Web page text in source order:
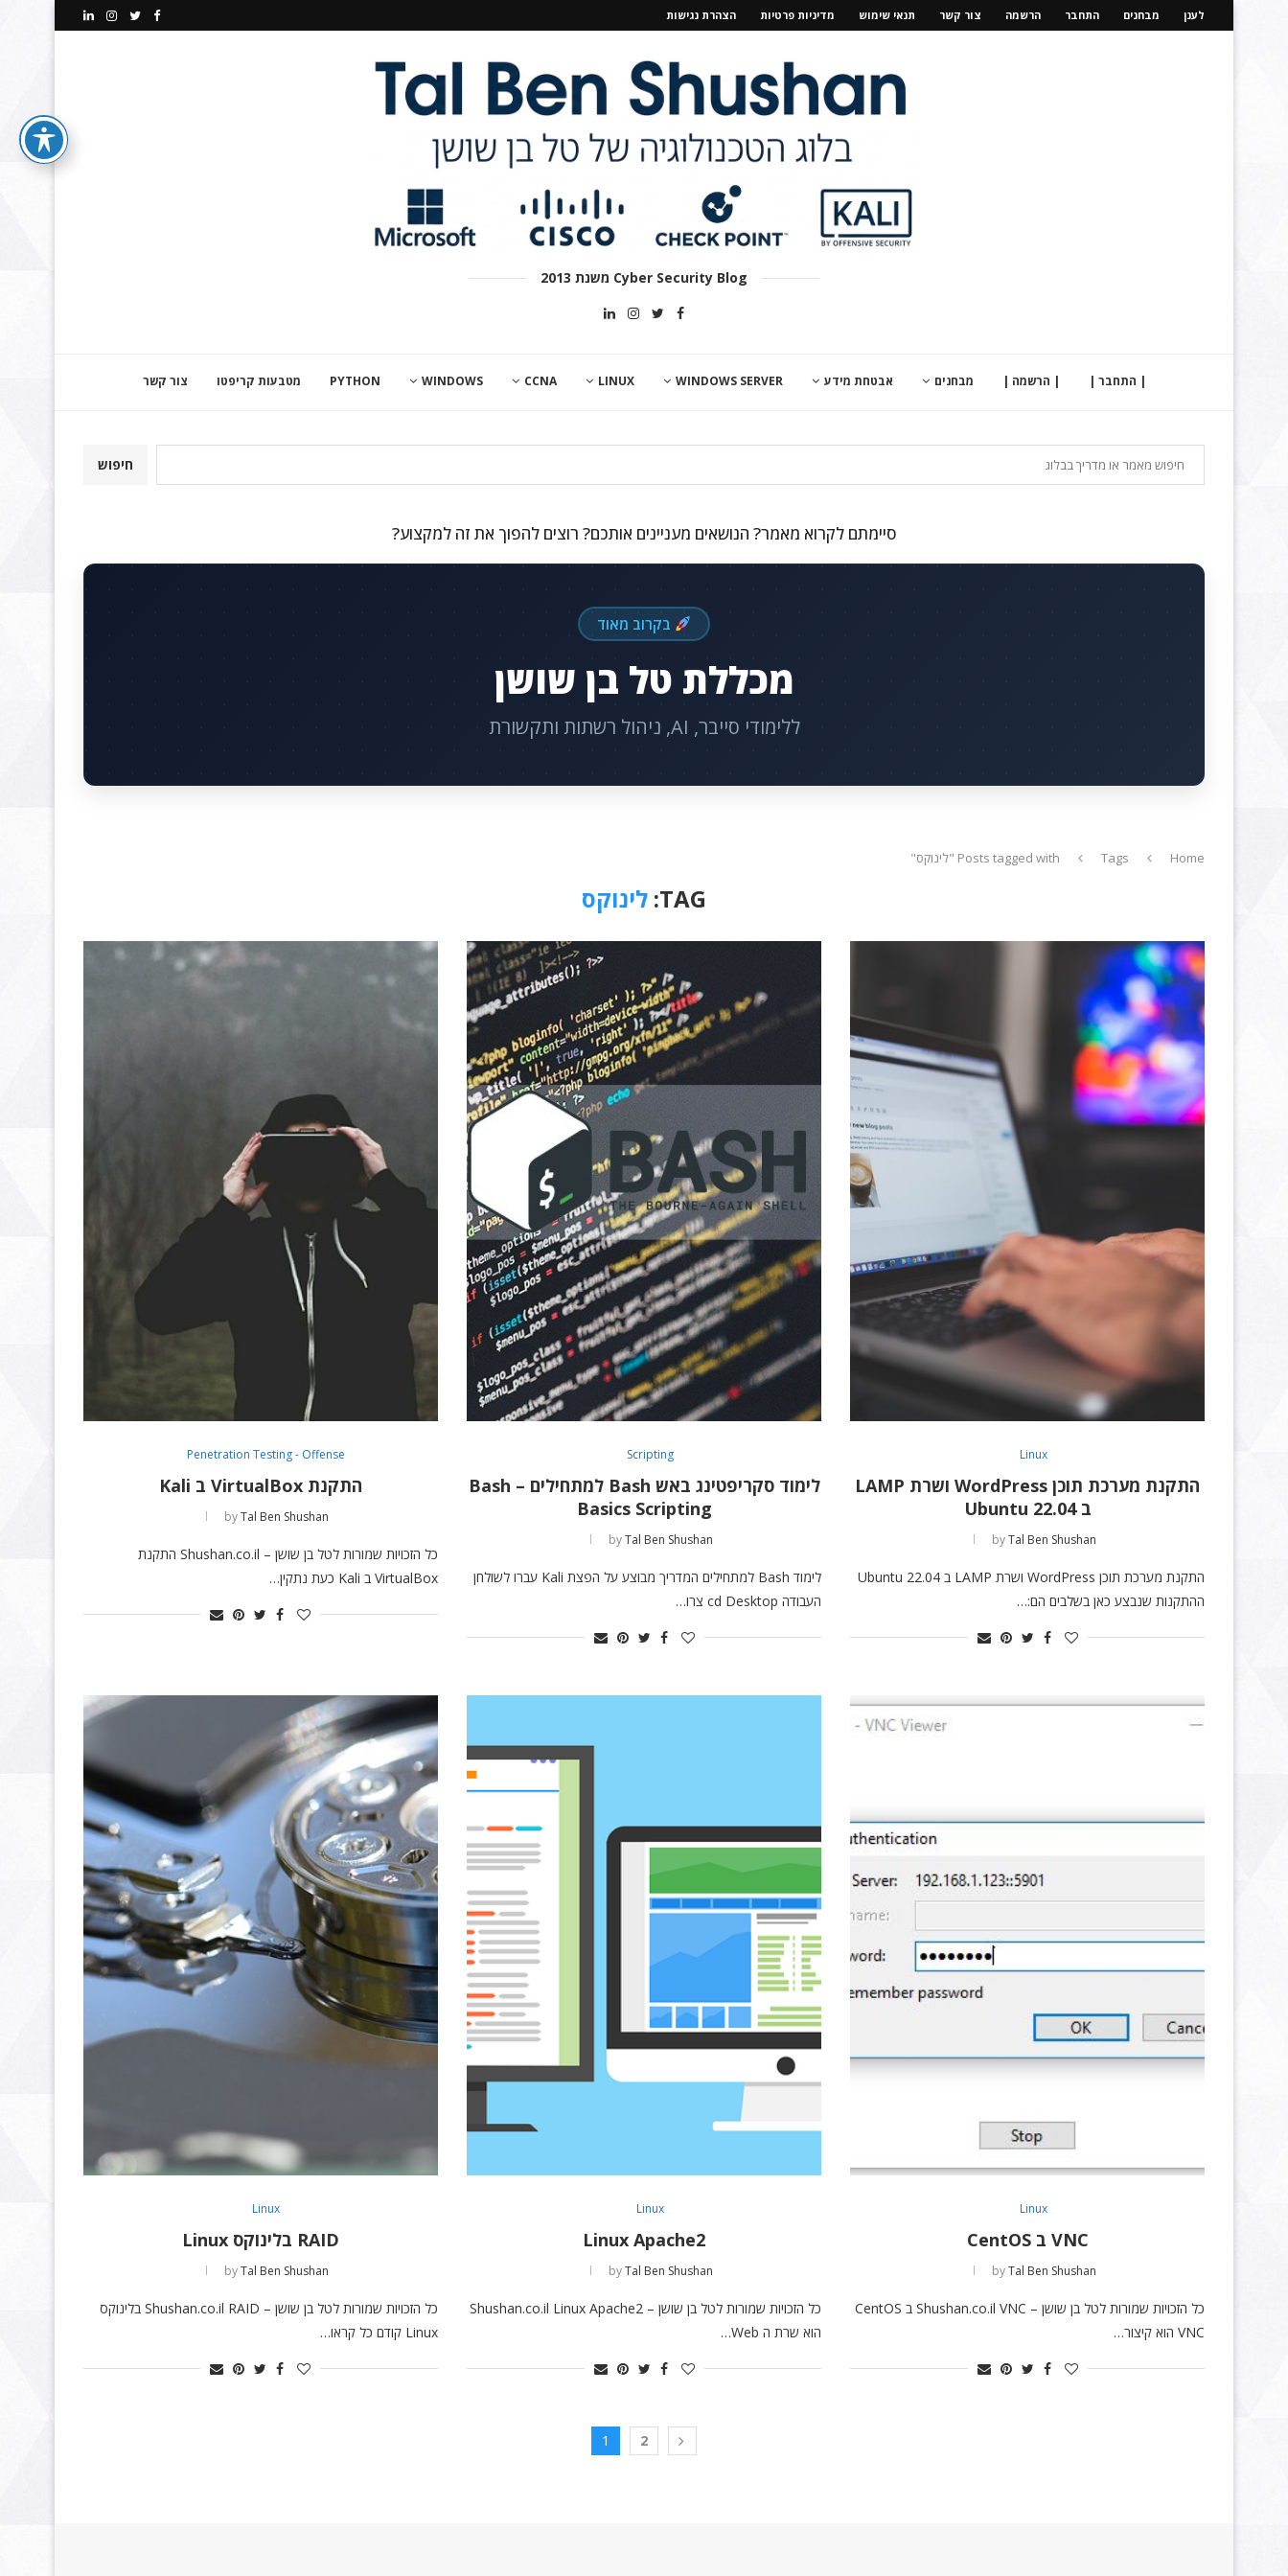
לענן מבחנים התחבר הרשמה צור קשר תנאי שימוש מדיניות פרטיות הצהרת נגישות
Cyber Security Blog משנת 2013
| התחבר | | הרשמה | מבחנים אבטחת מידע WINDOWS SERVER
LINUX
CCNA
WINDOWS
PYTHON מטבעות קריפטו צור קשר
חיפוש
סיימתם לקרוא מאמר? הנושאים מעניינים אותכם? רוצים להפוך את זה למקצוע?
בקרוב מאוד
מכללת טל בן שושן
ללימודי סייבר, AI, ניהול רשתות ותקשורת
Home
Tags Posts tagged with "לינוקס"
TAG: לינוקס
Linux
התקנת מערכת תוכן WordPress ושרת LAMP
ב Ubuntu 22.04
byTal Ben Shushan
התקנת מערכת תוכן WordPress ושרת LAMP ב Ubuntu 22.04
ההתקנות שנבצע כאן בשלבים הם:…
Scripting
לימוד סקריפטינג באש Bash למתחילים – Bash
Basics Scripting
byTal Ben Shushan
לימוד Bash למתחילים המדריך מבוצע על הפצת Kali עברו לשולחן
העבודה cd Desktop צרו…
Penetration Testing - Offense
התקנת VirtualBox ב Kali
byTal Ben Shushan
כל הזכויות שמורות לטל בן שושן – Shushan.co.il התקנת
VirtualBox ב Kali כעת נתקין…
Linux
VNC ב CentOS
byTal Ben Shushan
כל הזכויות שמורות לטל בן שושן – Shushan.co.il VNC ב CentOS
VNC הוא קיצור…
Linux
Linux Apache2
byTal Ben Shushan
כל הזכויות שמורות לטל בן שושן – Shushan.co.il Linux Apache2
הוא שרת ה Web…
Linux
RAID בלינוקס Linux
byTal Ben Shushan
כל הזכויות שמורות לטל בן שושן – Shushan.co.il RAID בלינוקס
Linux קודם כל קראו…
1 2